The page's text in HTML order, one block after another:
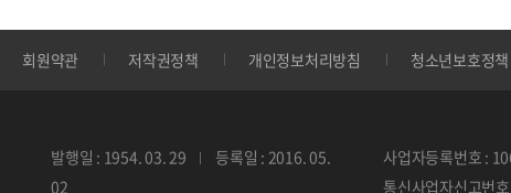
회원약관 저작권정책 개인정보처리방침 청소년보호정책
발행일 : 1954. 03. 29
등록일 : 2016. 05.
02
사업자등록번호 :
통신사업자신고번